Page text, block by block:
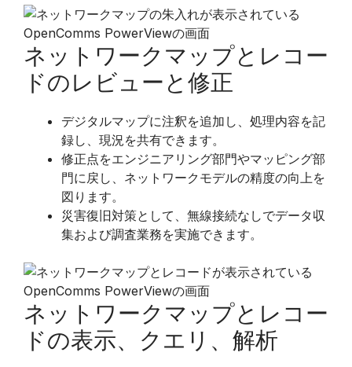
ネットワークマップとレコー
ドのレビューと修正
​デジタルマップに注釈を追加し、処理内容を記
録し、現況を共有できます。
修正点をエンジニアリング部門やマッピング部
門に戻し、ネットワークモデルの精度の向上を
図ります。
災害復旧対策として、無線接続なしでデータ収
集および調査業務を実施できます。
ネットワークマップとレコー
ドの表示、クエリ、解析